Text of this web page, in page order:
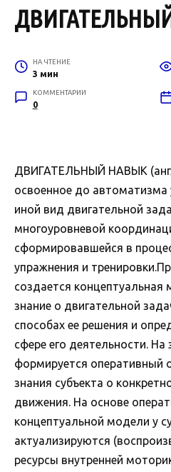
НА ЧТЕНИЕ
3 мин
КОММЕНТАРИИ
0
ДВИГАТЕЛЬНЫЙ НАВЫК
освоенное до автоматизма
иной вид двигательной
многоуровневой
сформировавшейся в
упражнения и
создается
знание о двигательной
способах ее решения и
сфере его деятельности.
формируется оперативный
знания субъекта о
движения. На основе
концептуальной модели у
актуализируются
ресурсы внутренней